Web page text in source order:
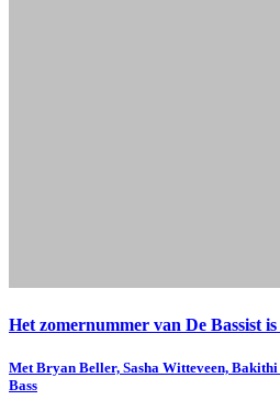
Het zomernummer van De Bassist
Met Bryan Beller, Sasha Witteveen,
Bass